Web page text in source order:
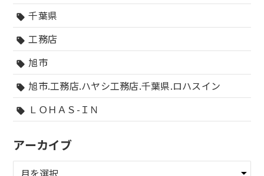
sell 千葉県
sell 工務店
sell 旭市
sell 旭市.工務店.ハヤシ工務店.千葉県.ロハスイン
sell ＬＯＨＡＳ-ＩＮ
アーカイブ